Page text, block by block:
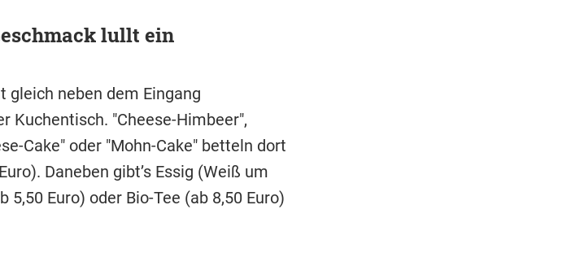
lullt ein
gleich neben dem Eingang
Kuchentisch. "Cheese-Himbeer",
Cake" oder "Mohn-Cake" betteln dort
Daneben gibt’s Essig (Weiß um
5,50 Euro) oder Bio-Tee (ab 8,50 Euro)